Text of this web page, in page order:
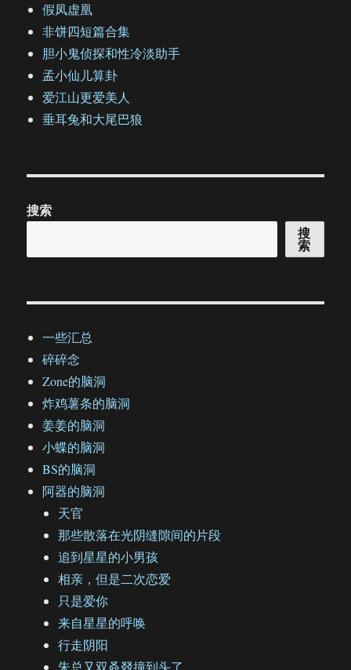
假凤虚凰
非饼四短篇合集
胆小鬼侦探和性冷淡助手
孟小仙儿算卦
爱江山更爱美人
垂耳兔和大尾巴狼
搜索
搜
索
一些汇总
碎碎念
Zone的脑洞
炸鸡薯条的脑洞
姜姜的脑洞
小蝶的脑洞
BS的脑洞
阿器的脑洞
天官
那些散落在光阴缝隙间的片段
追到星星的小男孩
相亲，但是二次恋爱
只是爱你
来自星星的呼唤
行走阴阳